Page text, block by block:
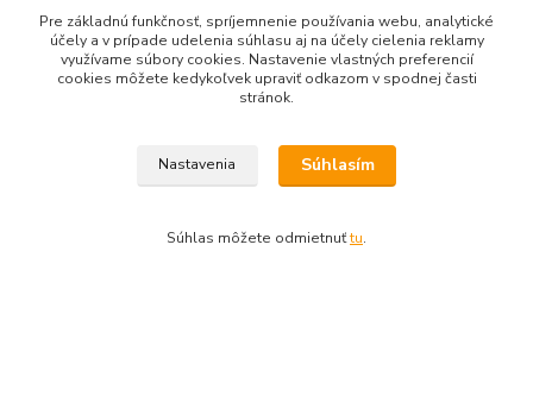
E-mail: info@slpartner-tools.sk
E-mail:
slpartner@slpartner-tools.sk
E-mail: tools@slpartner-
tools.sk
34 701 494IČ DPH:
Pre základnú funkčnosť, spríjemnenie používania webu, analytické
účely a v prípade udelenia súhlasu aj na účely cielenia reklamy
využívame súbory cookies. Nastavenie vlastných preferencií
cookies môžete kedykoľvek upraviť odkazom v spodnej časti
stránok.
Nastavenia Súhlasím
Súhlas môžete odmietnuťtu.